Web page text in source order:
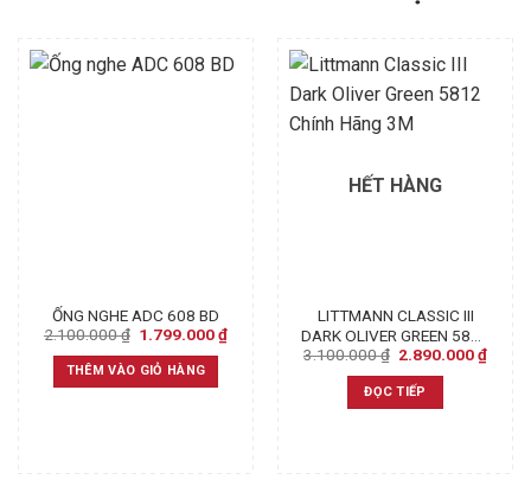
ỐNG NGHE ADC 608 BD
2.100.000₫ Original
was:
2.100.000 ₫.
1.799.000₫Current
THÊM VÀO GIỎ HÀNG
HẾT HÀNG
LITTMANN CLASSIC III
DARK OLIVER GREEN 5812
CHÍNH HÃNG 3M
3.100.000₫ Original
was:
3.100.000 ₫.
2.890.000₫
ĐỌC TIẾP